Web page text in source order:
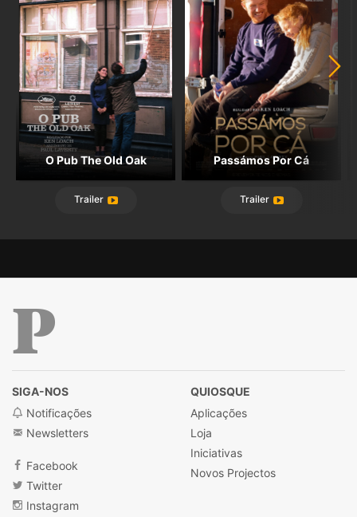
O Pub The Old Oak
Trailer
Passámos Por Cá
Trailer
SIGA-NOS
Notificações
Newsletters
Facebook
Twitter
Instagram
QUIOSQUE
Aplicações
Loja
Iniciativas
Novos Projectos